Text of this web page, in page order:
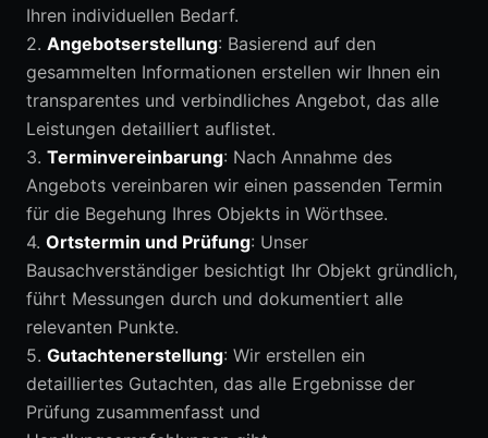
Ihren individuellen Bedarf.
2. Angebotserstellung: Basierend auf den
gesammelten Informationen erstellen wir Ihnen ein
transparentes und verbindliches Angebot, das alle
Leistungen detailliert auflistet.
3. Terminvereinbarung: Nach Annahme des
Angebots vereinbaren wir einen passenden Termin
für die Begehung Ihres Objekts in Wörthsee.
4. Ortstermin und Prüfung: Unser
Bausachverständiger besichtigt Ihr Objekt gründlich,
führt Messungen durch und dokumentiert alle
relevanten Punkte.
5. Gutachtenerstellung: Wir erstellen ein
detailliertes Gutachten, das alle Ergebnisse der
Prüfung zusammenfasst und